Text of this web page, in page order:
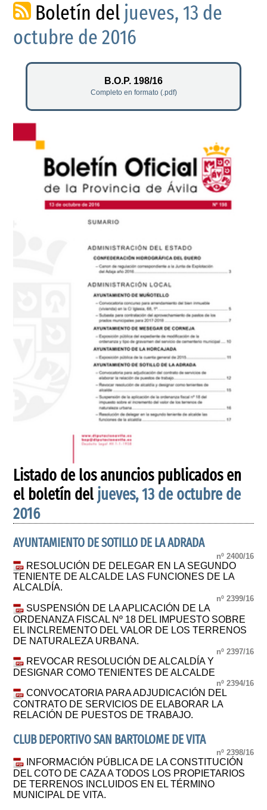
Boletín del jueves, 13 de
octubre de 2016
B.O.P. 198/16
Completo en formato (.pdf)
Listado de los anuncios publicados en
el boletín del jueves, 13 de octubre de
2016
AYUNTAMIENTO DE SOTILLO DE LA ADRADA
nº 2400/16
RESOLUCIÓN DE DELEGAR EN LA SEGUNDO
TENIENTE DE ALCALDE LAS FUNCIONES DE LA
ALCALDÍA.
nº 2399/16
SUSPENSIÓN DE LA APLICACIÓN DE LA
ORDENANZA FISCAL Nº 18 DEL IMPUESTO SOBRE
EL INCLREMENTO DEL VALOR DE LOS TERRENOS
DE NATURALEZA URBANA.
nº 2397/16
REVOCAR RESOLUCIÓN DE ALCALDÍA Y
DESIGNAR COMO TENIENTES DE ALCALDE
nº 2394/16
CONVOCATORIA PARA ADJUDICACIÓN DEL
CONTRATO DE SERVICIOS DE ELABORAR LA
RELACIÓN DE PUESTOS DE TRABAJO.
CLUB DEPORTIVO SAN BARTOLOME DE VITA
nº 2398/16
INFORMACIÓN PÚBLICA DE LA CONSTITUCIÓN
DEL COTO DE CAZA A TODOS LOS PROPIETARIOS
DE TERRENOS INCLUIDOS EN EL TÉRMINO
MUNICIPAL DE VITA.